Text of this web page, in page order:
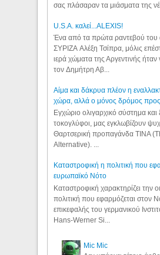
σας πλάσαραν τα μιάσματα της
U.S.A. καλεί...ALEXIS!
Ένα από τα πρώτα ραντεβού του
ΣΥΡΙΖΑ Αλέξη Τσίπρα, μόλις
ιερά χώματα της Αργεντινής ήταν
τον Δημήτρη Αβ...
Αίμα και δάκρυα πλέον η
χώρα, αλλά ο μόνος δρόμος προς
Εγχώριο ολιγαρχικό σύστημα και
τοκογλύφοι, μας εγκλωβίζουν
Θαρτσερική προπαγάνδα TINA
Alternative). ...
Καταστροφική η πολιτική που
ευρωπαϊκό Νότο
Καταστροφική χαρακτηρίζει την
πολιτική που εφαρμόζεται στον
επικεφαλής του γερμανικού
Hans-Werner Si...
Mic Mic